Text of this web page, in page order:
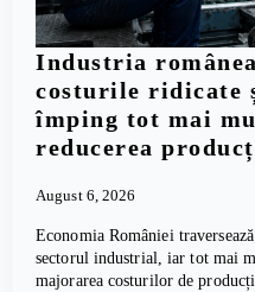
Industria
costurile ridicate
împing tot mai
reducerea
August 6, 2026
Economia României
sectorul industrial, iar tot mai
majorarea costurilor de